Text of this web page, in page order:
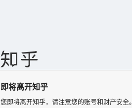
即将离开知乎
您即将离开知乎，请注意您的账号和财产安全。